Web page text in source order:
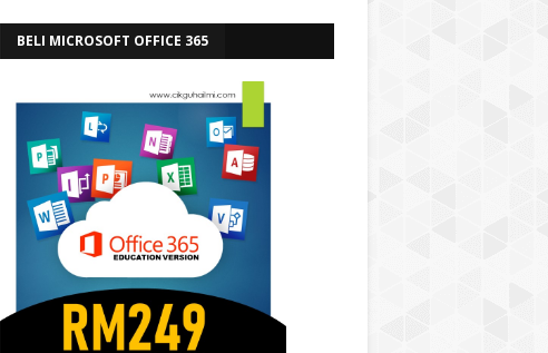
BELI MICROSOFT OFFICE 365